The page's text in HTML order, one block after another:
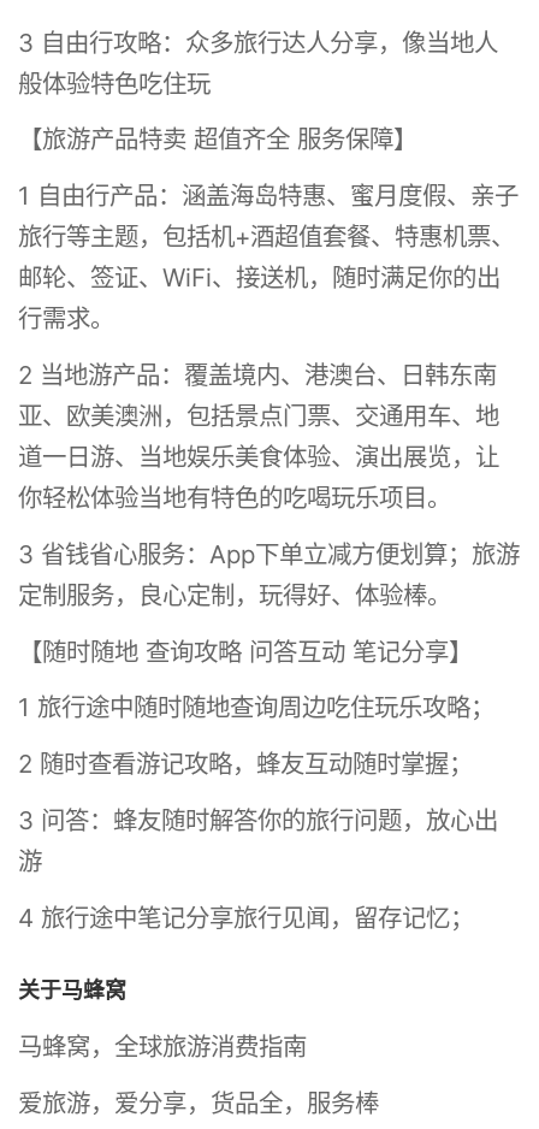
3 自由行攻略：众多旅行达人分享，像当地人
般体验特色吃住玩
【旅游产品特卖 超值齐全 服务保障】
1 自由行产品：涵盖海岛特惠、蜜月度假、亲子
旅行等主题，包括机+酒超值套餐、特惠机票、
邮轮、签证、WiFi、接送机，随时满足你的出
行需求。
2 当地游产品：覆盖境内、港澳台、日韩东南
亚、欧美澳洲，包括景点门票、交通用车、地
道一日游、当地娱乐美食体验、演出展览，让
你轻松体验当地有特色的吃喝玩乐项目。
3 省钱省心服务：App下单立减方便划算；旅游
定制服务，良心定制，玩得好、体验棒。
【随时随地 查询攻略 问答互动 笔记分享】
1 旅行途中随时随地查询周边吃住玩乐攻略；
2 随时查看游记攻略，蜂友互动随时掌握；
3 问答：蜂友随时解答你的旅行问题，放心出
游
4 旅行途中笔记分享旅行见闻，留存记忆；
关于马蜂窝
马蜂窝，全球旅游消费指南
爱旅游，爱分享，货品全，服务棒